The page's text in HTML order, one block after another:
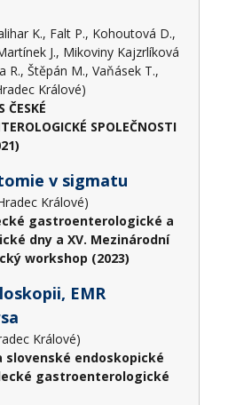
K., Falt P., Kohoutová D.,
J., Mikoviny Kajzrlíková
R., Štěpán M., Vaňásek T.,
S. (Hradec Králové)
ČESKÉ
SPOLEČNOSTI
v sigmatu
Králové)
gastroenterologické a
dny a XV. Mezinárodní
workshop (2023)
EMR
Králové)
slovenské endoskopické
gastroenterologické